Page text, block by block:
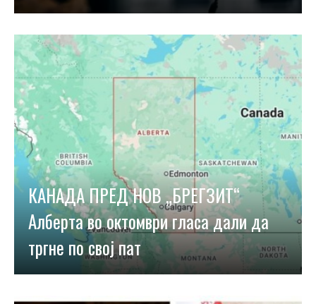
КАНАДА ПРЕД НОВ „БРЕГЗИТ“
Алберта во октомври гласа дали да
тргне по свој пат